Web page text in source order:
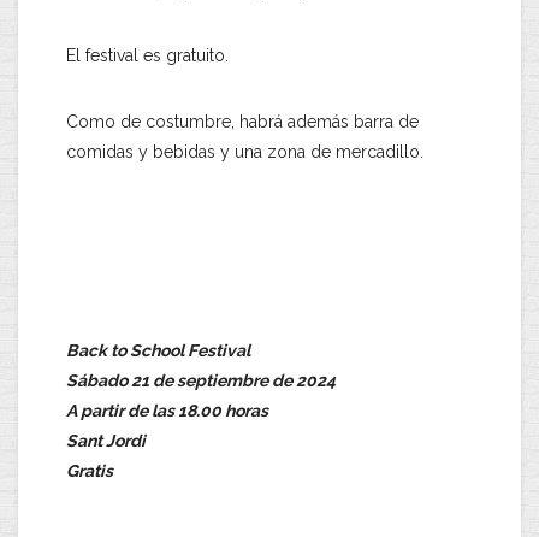
El festival es gratuito.
Como de costumbre, habrá además barra de
comidas y bebidas y una zona de mercadillo.
Back to School Festival
Sábado 21 de septiembre de 2024
A partir de las 18.00 horas
Sant Jordi
Gratis